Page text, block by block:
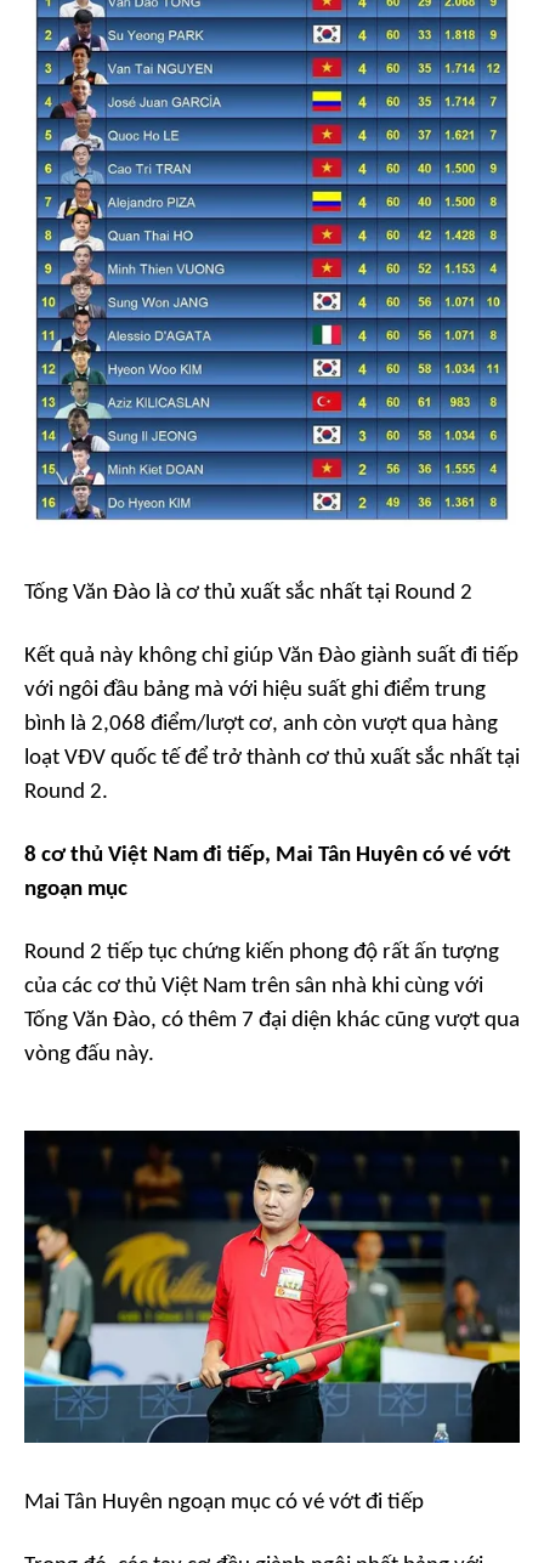
Tống Văn Đào là cơ thủ xuất sắc nhất tại Round 2
Kết quả này không chỉ giúp Văn Đào giành suất đi tiếp
với ngôi đầu bảng mà với hiệu suất ghi điểm trung
bình là 2,068 điểm/lượt cơ, anh còn vượt qua hàng
loạt VĐV quốc tế để trở thành cơ thủ xuất sắc nhất tại
Round 2.
8 cơ thủ Việt Nam đi tiếp, Mai Tân Huyên có vé vớt
ngoạn mục
Round 2 tiếp tục chứng kiến phong độ rất ấn tượng
của các cơ thủ Việt Nam trên sân nhà khi cùng với
Tống Văn Đào, có thêm 7 đại diện khác cũng vượt qua
vòng đấu này.
Mai Tân Huyên ngoạn mục có vé vớt đi tiếp